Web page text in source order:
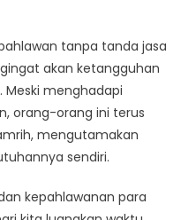
tanpa tanda jasa
akan ketangguhan
menghadapi
orang-orang ini terus
mengutamakan
sendiri.
kepahlawanan para